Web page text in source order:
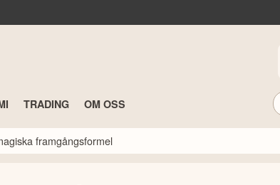
TRADING OM OSS
framgångsformel